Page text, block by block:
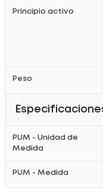
Principio activo
Peso
PUM - Unidad de
Medida
PUM - Medida